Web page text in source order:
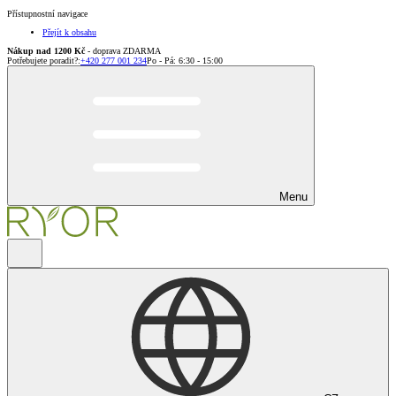
Přístupnostní navigace
Přejít k obsahu
Nákup nad 1200 Kč - doprava ZDARMA
Potřebujete poradit?:+420 277 001 234Po - Pá: 6:30 - 15:00
Menu